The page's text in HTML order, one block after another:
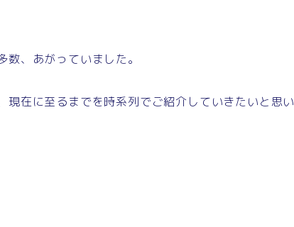
、あがっていました。
現在に至るまでを時系列でご紹介していきたいと思い